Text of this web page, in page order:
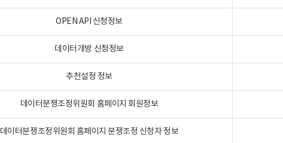
OPEN API 신청정보
데이터개방 신청정보
추천설정 정보
데이터분쟁조정위원회 홈페이지 회원정보
데이터분쟁조정위원회 홈페이지 분쟁조정 신청자 정보